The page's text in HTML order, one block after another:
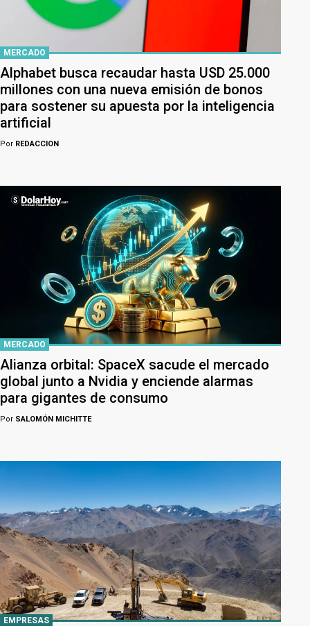
MERCADO
Alphabet busca recaudar hasta USD 25.000
millones con una nueva emisión de bonos
para sostener su apuesta por la inteligencia
artificial
Por REDACCION
MERCADO
Alianza orbital: SpaceX sacude el mercado
global junto a Nvidia y enciende alarmas
para gigantes de consumo
Por SALOMÓN MICHITTE
EMPRESAS